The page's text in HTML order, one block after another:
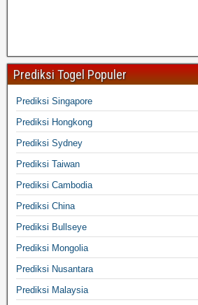
Prediksi Togel Populer
Prediksi Singapore
Prediksi Hongkong
Prediksi Sydney
Prediksi Taiwan
Prediksi Cambodia
Prediksi China
Prediksi Bullseye
Prediksi Mongolia
Prediksi Nusantara
Prediksi Malaysia